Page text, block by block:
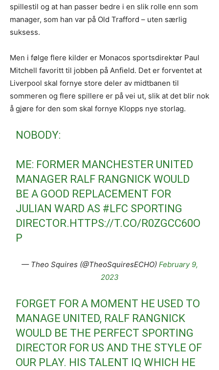
spillestil og at han passer bedre i en slik rolle enn som
manager, som han var på Old Trafford – uten særlig
suksess.
Men i følge flere kilder er Monacos sportsdirektør Paul
Mitchell favoritt til jobben på Anfield. Det er forventet at
Liverpool skal fornye store deler av midtbanen til
sommeren og flere spillere er på vei ut, slik at det blir nok
å gjøre for den som skal fornye Klopps nye storlag.
NOBODY:
ME: FORMER MANCHESTER UNITED
MANAGER RALF RANGNICK WOULD
BE A GOOD REPLACEMENT FOR
JULIAN WARD AS #LFC SPORTING
DIRECTOR.HTTPS://T.CO/R0ZGCC60O
P
— Theo Squires (@TheoSquiresECHO) February 9,
2023
FORGET FOR A MOMENT HE USED TO
MANAGE UNITED, RALF RANGNICK
WOULD BE THE PERFECT SPORTING
DIRECTOR FOR US AND THE STYLE OF
OUR PLAY. HIS TALENT IQ WHICH HE